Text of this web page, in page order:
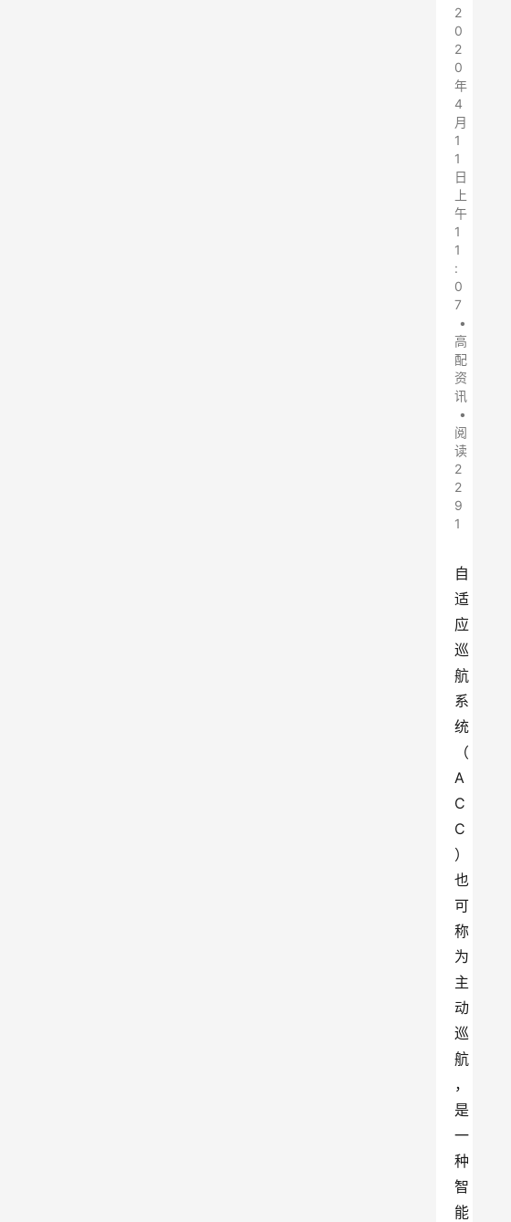
2
0
2
0
年
4
月
1
1
日
上
午
1
1
:
0
7
•
高
配
资
讯
•
阅
读
2
2
9
1
自
适
应
巡
航
系
统
（
A
C
C
）
也
可
称
为
主
动
巡
航
，
是
一
种
智
能